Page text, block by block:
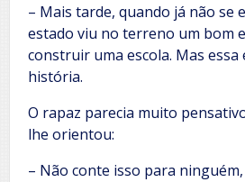
– Mais tarde, quando já não se
estado viu no terreno um bom
construir uma escola. Mas essa
história.
O rapaz parecia muito
lhe orientou:
– Não conte isso para